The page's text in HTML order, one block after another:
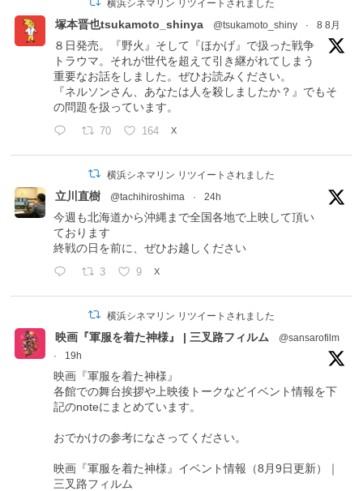
横浜シネマリン リツイートされました
塚本晋也tsukamoto_shinya @tsukamoto_shiny · 8 8月
８日発売。『野火』そして『ほかげ』で扱った戦争
トラウマ。それが世代を超えて引き継がれてしまう
重要なお話をしました。ぜひお読みください。
『ネルソンさん、あなたは人を殺しましたか？』でもそ
の問題を扱っています。
70 164 X
横浜シネマリン リツイートされました
立川直樹 @tachihiroshima · 24h
今週も北海道から沖縄まで全国各地で上映して頂い
ております
終戦の日を前に、ぜひお越しください
3 9 X
横浜シネマリン リツイートされました
映画『軍服を着た神様』 | 三叉路フィルム
@sansarofilm
·
19h
映画『軍服を着た神様』
各館での舞台挨拶や上映後トークなどイベント情報を下
記のnoteにまとめています。
おでかけの参考になさってください。
映画『軍服を着た神様』イベント情報（8月9日更新）｜
三叉路フィルム